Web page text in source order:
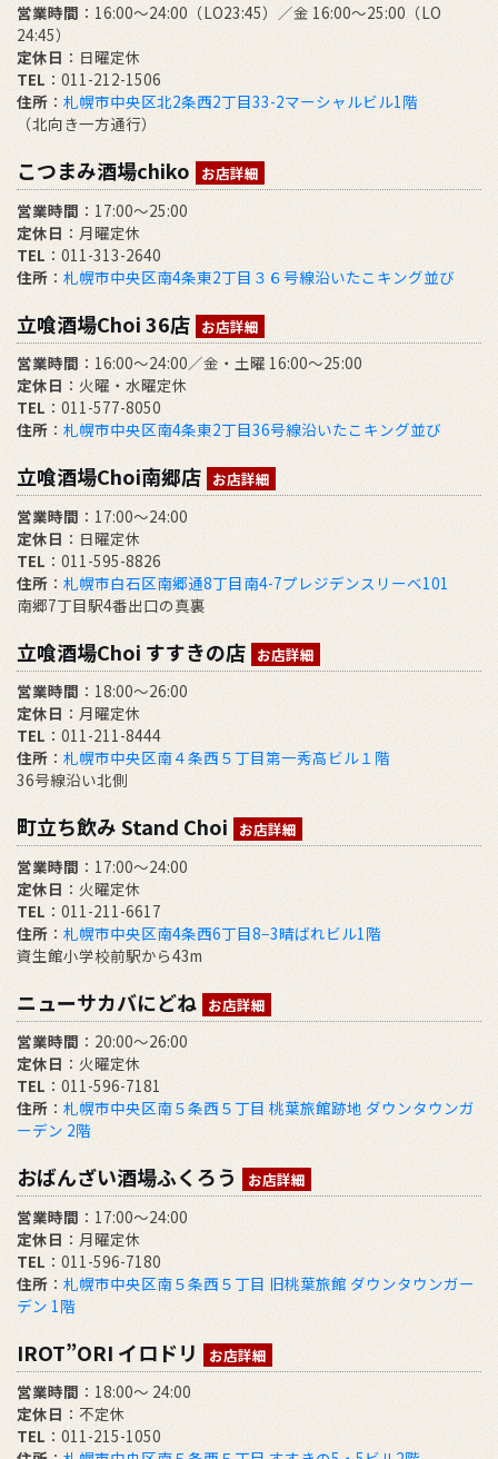
営業時間 ：16:00～24:00（LO23:45）／金 16:00～25:00（LO
24:45）
定休日 ：日曜定休
TEL ：011-212-1506
住所 ： 札幌市中央区北2条西2丁目33-2マーシャルビル1階
（北向き一方通行）
こつまみ酒場chiko お店詳細
営業時間 ：17:00～25:00
定休日 ：月曜定休
TEL ：011-313-2640
住所 ： 札幌市中央区南4条東2丁目３６号線沿いたこキング並び
立喰酒場Choi 36店 お店詳細
営業時間 ：16:00～24:00／金・土曜 16:00～25:00
定休日 ：火曜・水曜定休
TEL ：011-577-8050
住所 ： 札幌市中央区南4条東2丁目36号線沿いたこキング並び
立喰酒場Choi南郷店 お店詳細
営業時間 ：17:00～24:00
定休日 ：日曜定休
TEL ：011-595-8826
住所 ： 札幌市白石区南郷通8丁目南4-7プレジデンスリーベ101
南郷7丁目駅4番出口の真裏
立喰酒場Choi すすきの店 お店詳細
営業時間 ：18:00～26:00
定休日 ：月曜定休
TEL ：011-211-8444
住所 ： 札幌市中央区南４条西５丁目第一秀高ビル１階
36号線沿い北側
町立ち飲み Stand Choi お店詳細
営業時間 ：17:00〜24:00
定休日 ：火曜定休
TEL ：011-211-6617
住所 ： 札幌市中央区南4条西6丁目8−3晴ばれビル1階
資生館小学校前駅から43m
ニューサカバにどね お店詳細
営業時間 ：20:00～26:00
定休日 ：火曜定休
TEL ：011-596-7181
住所 ： 札幌市中央区南５条西５丁目 桃葉旅館跡地 ダウンタウンガ
ーデン 2階
おばんざい酒場ふくろう お店詳細
営業時間 ：17:00～24:00
定休日 ：月曜定休
TEL ：011-596-7180
住所 ： 札幌市中央区南５条西５丁目 旧桃葉旅館 ダウンタウンガー
デン 1階
IROT”ORI イロドリ お店詳細
営業時間 ：18:00～ 24:00
定休日 ：不定休
TEL ：011-215-1050